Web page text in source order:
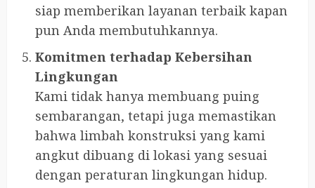
siap memberikan layanan terbaik kapan
pun Anda membutuhkannya.
Komitmen terhadap Kebersihan
Lingkungan
Kami tidak hanya membuang puing
sembarangan, tetapi juga memastikan
bahwa limbah konstruksi yang kami
angkut dibuang di lokasi yang sesuai
dengan peraturan lingkungan hidup.